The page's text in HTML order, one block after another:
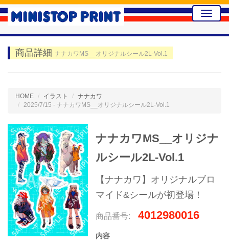
Toggle
商品詳細 ナナカワMS__オリジナルシール2L-Vol.1
HOME イラスト
ナナカワ
2025/7/15 - ナナカワMS__オリジナルシール2L-Vol.1
ナナカワMS__オリジナ
ルシール2L-Vol.1
【ナナカワ】オリジナルブロ
マイド&シールが初登場！
商品番号: 4012980016
内容